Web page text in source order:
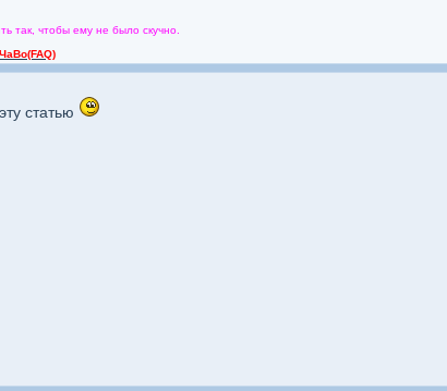
так, чтобы ему не было скучно.
ЧаВо(FAQ)
статью